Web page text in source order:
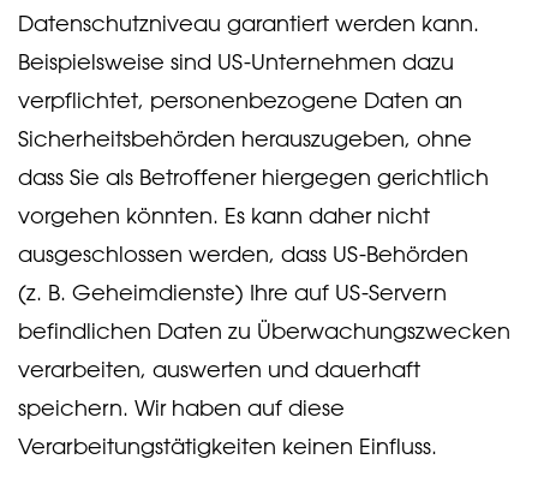
Datenschutzniveau garantiert werden kann.
Beispielsweise sind US-Unternehmen dazu
verpflichtet, personenbezogene Daten an
Sicherheitsbehörden herauszugeben, ohne
dass Sie als Betroffener hiergegen gerichtlich
vorgehen könnten. Es kann daher nicht
ausgeschlossen werden, dass US-Behörden
(z. B. Geheimdienste) Ihre auf US-Servern
befindlichen Daten zu Überwachungszwecken
verarbeiten, auswerten und dauerhaft
speichern. Wir haben auf diese
Verarbeitungstätigkeiten keinen Einfluss.